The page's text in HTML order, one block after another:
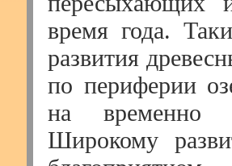
время года.
развития
по периферии
на временно
Широкому